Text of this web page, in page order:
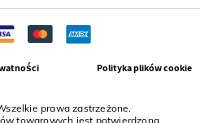
prawa zastrzeżone.
towarowych jest potwierdzona
Polityka plików cookie